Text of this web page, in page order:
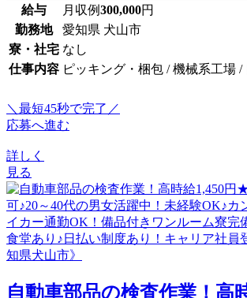
給与 月収例300,000円
勤務地
愛知県 犬山市
寮・社宅 なし
仕事内容 ピッキング・梱包 / 機械系工場 /
＼最短45秒で完了／
応募へ進む
詳しく
見る
自動車部品の検査作業！高